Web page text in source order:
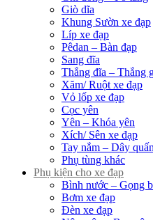
Giò dĩa
Khung Sườn xe đạp
Líp xe đạp
Pêdan – Bàn đạp
Sang đĩa
Thắng đĩa – Thắng
Xăm/ Ruột xe đạp
Vỏ lốp xe đạp
Cọc yên
Yên – Khóa yên
Xích/ Sên xe đạp
Tay nắm – Dây
Phụ tùng khác
Phụ kiện cho xe đạp
Bình nước – Gọng
Bơm xe đạp
Đèn xe đạp